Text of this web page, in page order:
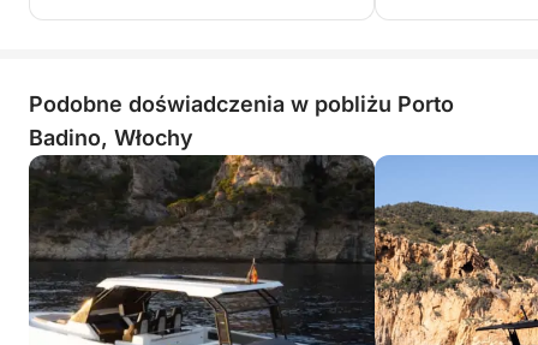
Podobne doświadczenia w pobliżu Porto
Badino, Włochy